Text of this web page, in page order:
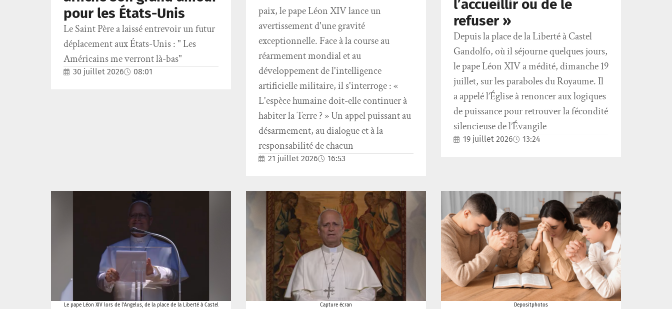
pour les États-Unis
Le Saint Père a laissé entrevoir un futur
déplacement aux États-Unis : " Les
Américains me verront là-bas"
30 juillet 2026 08:01
paix, le pape Léon XIV lance un
avertissement d'une gravité
exceptionnelle. Face à la course au
réarmement mondial et au
développement de l'intelligence
artificielle militaire, il s'interroge : «
L'espèce humaine doit-elle continuer à
habiter la Terre ? » Un appel puissant au
désarmement, au dialogue et à la
responsabilité de chacun
21 juillet 2026 16:53
l’accueillir ou de le
refuser »
Depuis la place de la Liberté à Castel
Gandolfo, où il séjourne quelques jours,
le pape Léon XIV a médité, dimanche 19
juillet, sur les paraboles du Royaume. Il
a appelé l’Église à renoncer aux logiques
de puissance pour retrouver la fécondité
silencieuse de l’Évangile
19 juillet 2026 13:24
Le pape Léon XIV lors de l'Angelus, de la place de la Liberté à Castel
Capture écran Depositphotos